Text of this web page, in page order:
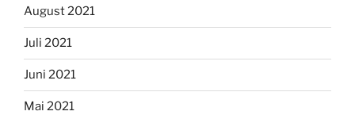
August 2021
Juli 2021
Juni 2021
Mai 2021